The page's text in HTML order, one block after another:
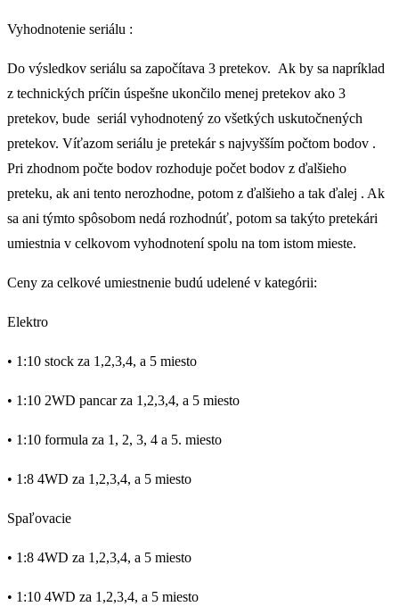
Vyhodnotenie seriálu :
Do výsledkov seriálu sa započítava 3 pretekov. Ak by sa napríklad
z technických príčin úspešne ukončilo menej pretekov ako 3
pretekov, bude seriál vyhodnotený zo všetkých uskutočnených
pretekov. Víťazom seriálu je pretekár s najvyšším počtom bodov .
Pri zhodnom počte bodov rozhoduje počet bodov z ďalšieho
preteku, ak ani tento nerozhodne, potom z ďalšieho a tak ďalej . Ak
sa ani týmto spôsobom nedá rozhodnúť, potom sa takýto pretekári
umiestnia v celkovom vyhodnotení spolu na tom istom mieste.
Ceny za celkové umiestnenie budú udelené v kategórii:
Elektro
• 1:10 stock za 1,2,3,4, a 5 miesto
• 1:10 2WD pancar za 1,2,3,4, a 5 miesto
• 1:10 formula za 1, 2, 3, 4 a 5. miesto
• 1:8 4WD za 1,2,3,4, a 5 miesto
Spaľovacie
• 1:8 4WD za 1,2,3,4, a 5 miesto
• 1:10 4WD za 1,2,3,4, a 5 miesto